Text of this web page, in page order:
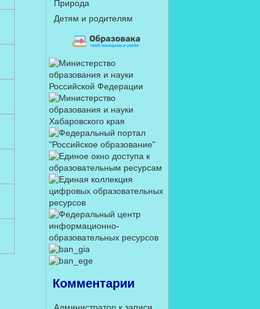
Природа
Детям и родителям
Комментарии